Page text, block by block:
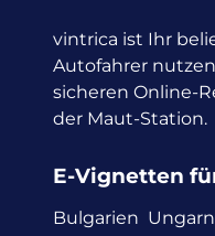
vintrica ist Ihr
Autofahrer
sicheren Online-
der Maut-Station.
E-Vignetten
Bulgarien Ungarn